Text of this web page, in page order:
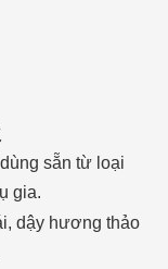
sẵn từ loại
gia.
dậy hương thảo